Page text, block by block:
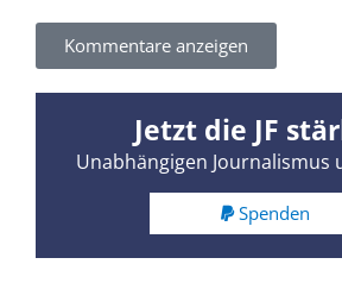
Kommentare anzeigen
Jetzt die JF
Unabhängigen Journalismus
Spenden